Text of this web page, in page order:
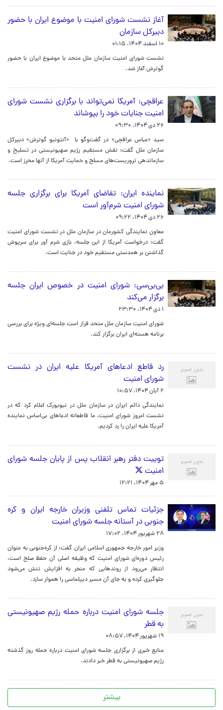
آغاز نشست شورای امنیت با موضوع ایران با حضور
دبیرکل سازمان
۱۰ اسفند ۱۴۰۴، ۰۱:۱۵
نشست شورای امنیت سازمان ملل متحد با موضوع ایران با حضور
گوترش آغاز شد.
عراقچی: آمریکا نمی‌تواند با برگزاری نشست شورای
امنیت جنایات خود را بپوشاند
۲۶ دی ۱۴۰۴، ۰۹:۳۰
سید «عباس عراقچی» در گفت‌وگو با «آنتونیو گوترش» دبیرکل
سازمان ملل گفت: نقش مستقیم رژیم صهیونیستی در تسلیح و
سازماندهی تروریست‌های مسلح و حمایت آمریکا از آنها محرز است.
نماینده ایران: تقاضای آمریکا برای برگزاری جلسه
شورای امنیت شرم‌آور است
۲۶ دی ۱۴۰۴، ۰۹:۲۲
معاون نمایندگی کشورمان در سازمان ملل در نشست شورای امنیت
گفت: درخواست آمریکا از این جلسه، بازی شرم آور برای سرپوش
گذاشتن بر همدستی مستقیم خود در جنایت است.
بی‌بی‌سی: شورای امنیت در خصوص ایران جلسه
برگزار می‌کند
۱ دی ۱۴۰۴، ۲۳:۳۰
شورای امنیت سازمان ملل متحد قرار است جلسه‌ای ویژه برای بررسی
برنامه هسته‌ای ایران برگزار کند.
رد قاطع ادعاهای آمریکا علیه ایران در نشست
شورای امنیت
۲ آبان ۱۴۰۴، ۱۰:۵۷
نمایندگی دائم ایران در سازمان ملل در نیویورک اعلام کرد که در
نشست امروز شورای امنیت، ما قاطعانه ادعاهای بی‌اساس نماینده
آمریکا علیه ایران را رد کردیم.
توییت دفتر رهبر انقلاب پس از پایان جلسه شورای
امنیت
۵ مهر ۱۴۰۴، ۱۲:۲۱
جزئیات تماس تلفنی وزیران خارجه ایران و کره
جنوبی در آستانه جلسه شورای امنیت
۲۸ شهریور ۱۴۰۴، ۱۷:۰۲
وزیر امور خارجه جمهوری اسلامی ایران گفت: از کره‌جنوبی به عنوان
رئیس دوره‌ای شورای امنیت که وظیفه اصلی آن حفظ صلح است،
انتظار می‌رود از روندهایی که منجر به افزایش تنش می‌شود
جلوگیری کرده و به جای آن مسیر دیپلماسی را هموار سازد.
جلسه شورای امنیت درباره حمله رژیم صهیونیستی
به قطر
۱۹ شهریور ۱۴۰۴، ۰۸:۵۷
منابع خبری از برگزاری جلسه شورای امنیت درباره حمله روز گذشته
رژیم صهیونیستی به قطر خبر دادند.
بیشتر